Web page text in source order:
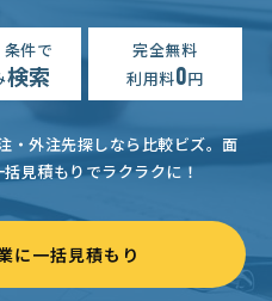
条件で
検索
完全無料
利用料0円
外注先探しなら比較ビズ。 面
見積もりでラクラクに！
に一括見積もり